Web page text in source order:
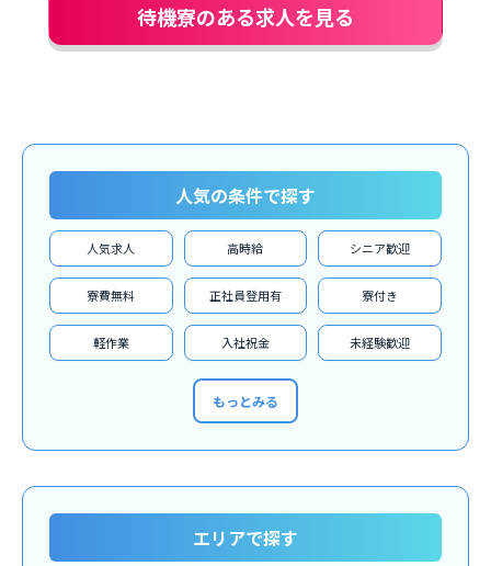
待機寮のある求人を見る
人気の条件で探す
人気求人 高時給 シニア歓迎
寮費無料 正社員登用有 寮付き
軽作業 入社祝金 未経験歓迎
もっとみる
エリアで探す